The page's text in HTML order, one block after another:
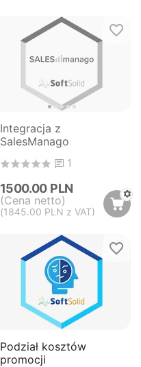
Integracja z
SalesManago
1
1500.00 PLN
(Cena netto)
(1845.00 PLN z VAT)
Podział kosztów
promocji